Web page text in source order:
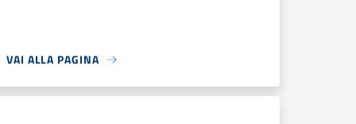
VAI ALLA PAGINA